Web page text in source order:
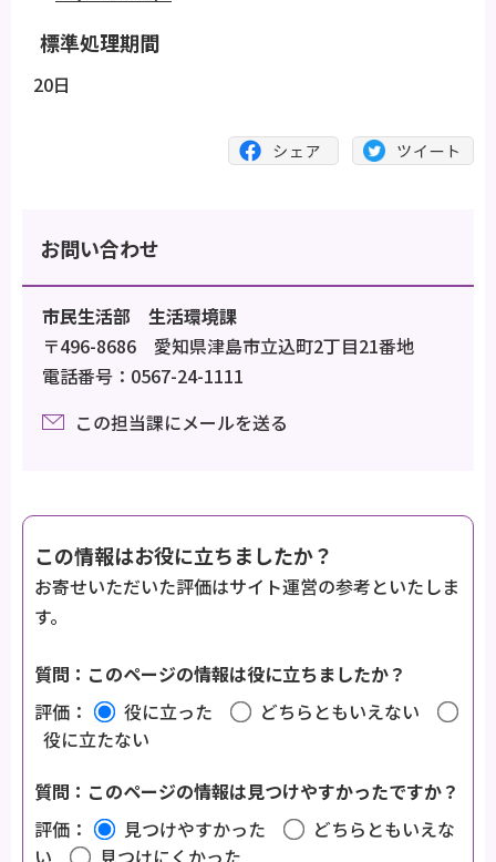
標準処理期間
20日
お問い合わせ
市民生活部 生活環境課
〒496-8686 愛知県津島市立込町2丁目21番地
電話番号：0567-24-1111
この担当課にメールを送る
この情報はお役に立ちましたか？
お寄せいただいた評価はサイト運営の参考といたしま
す。
質問：このページの情報は役に立ちましたか？
評価：
役に立った
どちらともいえない
役に立たない
質問：このページの情報は見つけやすかったですか？
評価：
見つけやすかった
どちらともいえな